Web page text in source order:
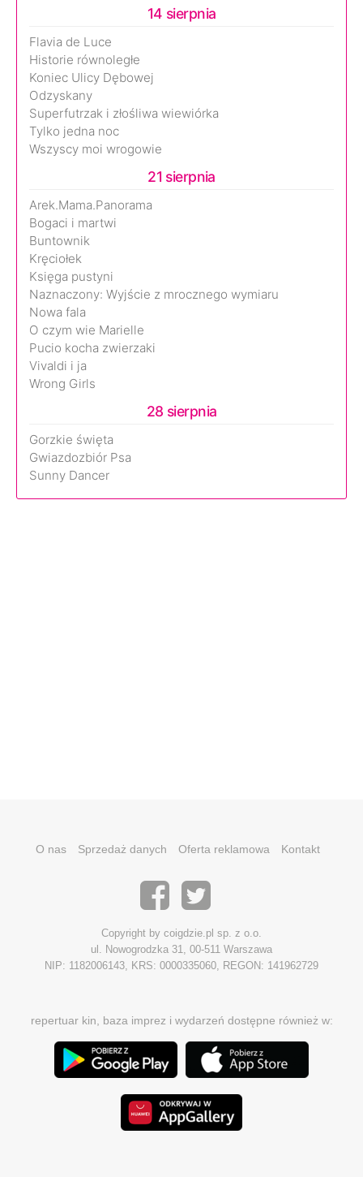
14 sierpnia
Flavia de Luce
Historie równoległe
Koniec Ulicy Dębowej
Odzyskany
Superfutrzak i złośliwa wiewiórka
Tylko jedna noc
Wszyscy moi wrogowie
21 sierpnia
Arek.Mama.Panorama
Bogaci i martwi
Buntownik
Kręciołek
Księga pustyni
Naznaczony: Wyjście z mrocznego wymiaru
Nowa fala
O czym wie Marielle
Pucio kocha zwierzaki
Vivaldi i ja
Wrong Girls
28 sierpnia
Gorzkie święta
Gwiazdozbiór Psa
Sunny Dancer
O nas Sprzedaż danych Oferta reklamowa Kontakt
Copyright by coigdzie.pl sp. z o.o.
ul. Nowogrodzka 31, 00-511 Warszawa
NIP: 1182006143, KRS: 0000335060, REGON: 141962729
repertuar kin, baza imprez i wydarzeń dostępne również w: